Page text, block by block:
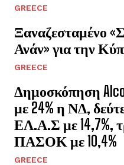
GREECE
Ξαναζεσταμένο
Ανάν» για την
GREECE
Δημοσκόπηση
με 24% η ΝΔ,
ΕΛ.Α.Σ με 14,7%,
ΠΑΣΟΚ με 10,4%
GREECE